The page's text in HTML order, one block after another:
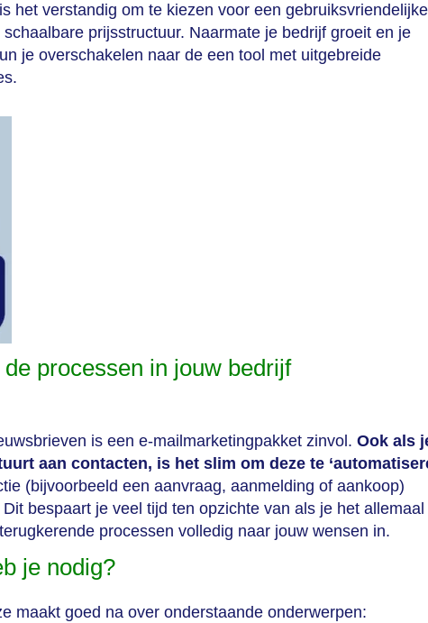
het verstandig om te kiezen voor een
prijsstructuur. Naarmate je bedrijf groeit en je
je overschakelen naar de een tool met uitgebreide
processen in jouw bedrijf
is een e-mailmarketingpakket zinvol.Ook als
aan contacten, is het slim om deze te
(bijvoorbeeld een aanvraag, aanmelding of aankoop)
bespaart je veel tijd ten opzichte van als je het allemaal
processen volledig naar jouw wensen in.
je nodig?
maakt goed na over onderstaande onderwerpen: